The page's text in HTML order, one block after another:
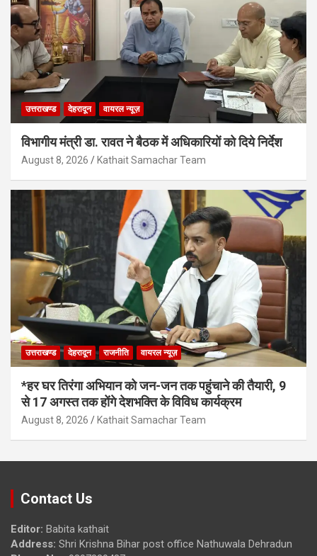
उत्तराखण्ड देहरादून वायरल न्यूज़
विभागीय मंत्री डा. रावत ने बैठक में अधिकारियों को दिये निर्देश
August 8, 2026 Kathait Samachar Team
उत्तराखण्ड देहरादून राजनीति वायरल न्यूज़
*हर घर तिरंगा अभियान को जन-जन तक पहुंचाने की तैयारी, 9
से 17 अगस्त तक होंगे देशभक्ति के विविध कार्यक्रम
August 8, 2026 Kathait Samachar Team
Contact Us
Editor: Babita kathait
Address: Shri Krishna Bihar post office Nathuwala Dehradun